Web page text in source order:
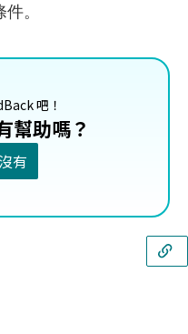
。
吧！
幫助嗎？
有